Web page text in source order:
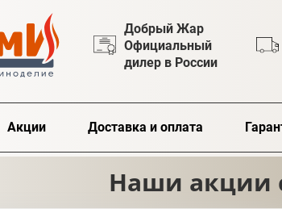
Добрый Жар
Официальный
дилер в России
Акции Доставка и оплата
Наши акции